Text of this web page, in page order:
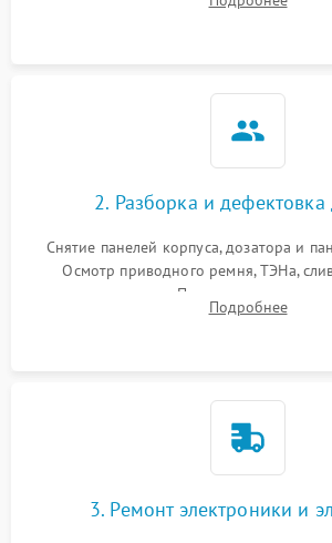
электронного модуля
2. Разборка и дефектовка
Снятие панелей корпуса, дозатора и
Осмотр приводного ремня, ТЭНа,
амортизаторов. Проверка
крестовины на износ, а манжеты
Подробнее
3. Ремонт электроники и